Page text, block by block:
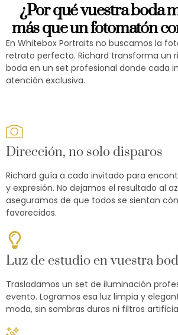
¿Por qué vuestra boda
más que un fotomatón
En Whitebox Portraits no buscamos la
retrato perfecto. Richard transforma un
boda en un set profesional donde cada
atención exclusiva.
Dirección, no solo disparos
Richard guía a cada invitado para
y expresión. No dejamos el resultado al
aseguramos de que todos se sientan
favorecidos.
Luz de estudio en vuestra
Trasladamos un set de iluminación
evento. Logramos esa luz limpia y
moda, sin sombras duras ni filtros